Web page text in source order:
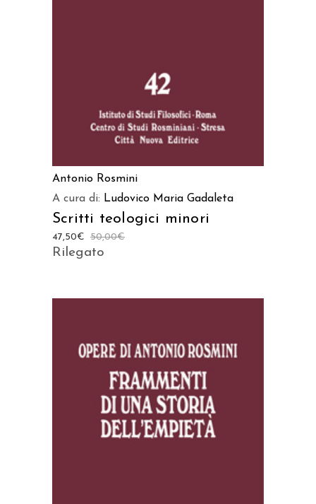
Antonio Rosmini
A cura di: Ludovico Maria Gadaleta
Scritti teologici minori
50,00€
47,50€
Rilegato